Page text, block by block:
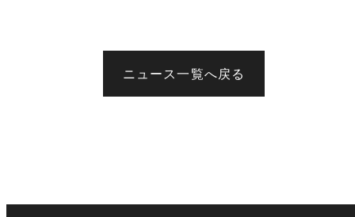
ニュース一覧へ戻る